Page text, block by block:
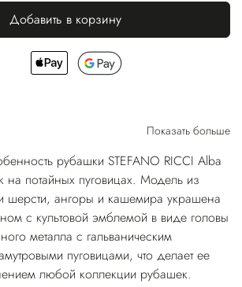
Добавить в корзину
Показать больше
рубашки STEFANO RICCI Alba
на потайных пуговицах. Модель из
шерсти, ангоры и кашемира украшена
с культовой эмблемой в виде головы
металла с гальваническим
пуговицами, что делает ее
любой коллекции рубашек.